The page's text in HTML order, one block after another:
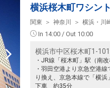
― 円
+16,500円
― 円
+24,700円
横浜桜木町ワシン
関東 神奈川 横浜・川
In 14:00 / Out 10:00
横浜市中区桜木町1-
・JR線「桜木町」駅（南
・羽田空港より京急空港
り換え、京急本線で「横浜
下車 約35分